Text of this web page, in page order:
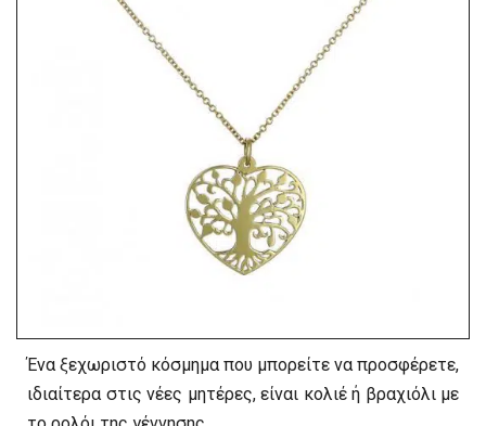
Ένα ξεχωριστό κόσμημα που μπορείτε να προσφέρετε,
ιδιαίτερα στις νέες μητέρες, είναι κολιέ ή βραχιόλι με